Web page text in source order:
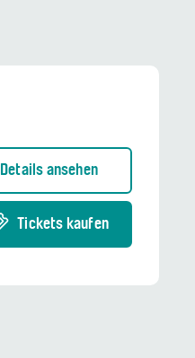
Details ansehen
Tickets kaufen